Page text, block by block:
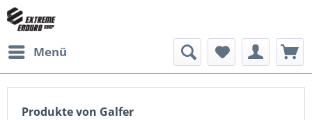
Menü
Produkte von Galfer